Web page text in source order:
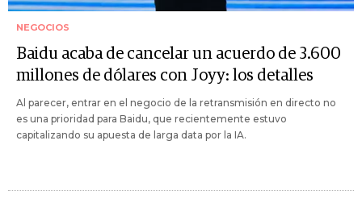
NEGOCIOS
Baidu acaba de cancelar un acuerdo de 3.600
millones de dólares con Joyy: los detalles
Al parecer, entrar en el negocio de la retransmisión en directo no
es una prioridad para Baidu, que recientemente estuvo
capitalizando su apuesta de larga data por la IA.